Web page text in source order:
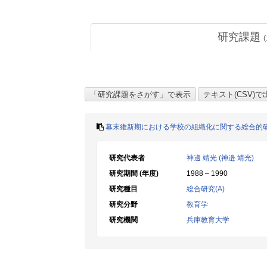
研究課題 (
幕末維新期における学校の組織化に関する総合的
研究代表者
神邊 靖光 (神邉 靖光)
研究期間 (年度)
1988 – 1990
研究種目
総合研究(A)
研究分野
教育学
研究機関
兵庫教育大学